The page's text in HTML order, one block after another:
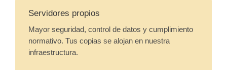
Servidores propios
Mayor seguridad, control de datos y cumplimiento
normativo. Tus copias se alojan en nuestra
infraestructura.